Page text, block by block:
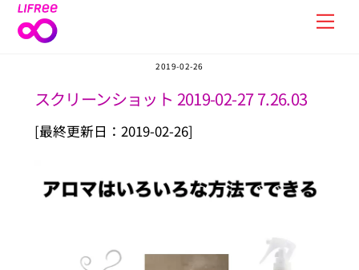
Skip
2019-02-26
スクリーンショット 2019-02-27 7.26.03
[最終更新日：2019-02-26]